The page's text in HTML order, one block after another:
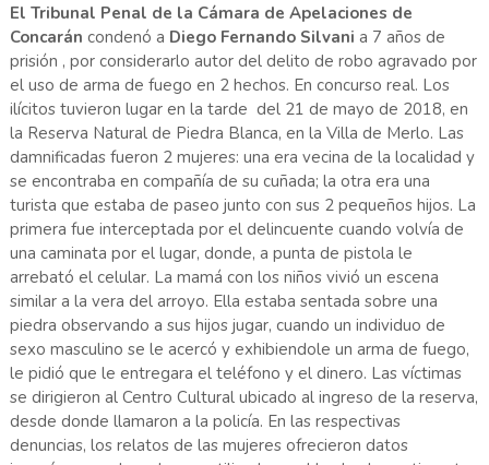
El Tribunal Penal de la Cámara de Apelaciones de
Concarán condenó a Diego Fernando Silvani a 7 años de
prisión , por considerarlo autor del delito de robo agravado por
el uso de arma de fuego en 2 hechos. En concurso real. Los
ilícitos tuvieron lugar en la tarde del 21 de mayo de 2018, en
la Reserva Natural de Piedra Blanca, en la Villa de Merlo. Las
damnificadas fueron 2 mujeres: una era vecina de la localidad y
se encontraba en compañía de su cuñada; la otra era una
turista que estaba de paseo junto con sus 2 pequeños hijos. La
primera fue interceptada por el delincuente cuando volvía de
una caminata por el lugar, donde, a punta de pistola le
arrebató el celular. La mamá con los niños vivió un escena
similar a la vera del arroyo. Ella estaba sentada sobre una
piedra observando a sus hijos jugar, cuando un individuo de
sexo masculino se le acercó y exhibiendole un arma de fuego,
le pidió que le entregara el teléfono y el dinero. Las víctimas
se dirigieron al Centro Cultural ubicado al ingreso de la reserva,
desde donde llamaron a la policía. En las respectivas
denuncias, los relatos de las mujeres ofrecieron datos